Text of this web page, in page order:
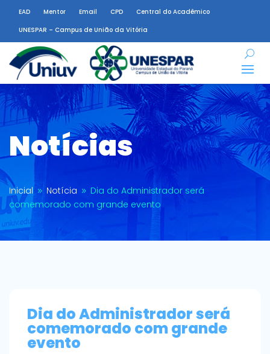
EAD Mentor Email CPD
Central do Acadêmico
UNESPAR – Campus de União da Vitória
Notícias
Inicial 9 Notícia 9 Dia do Administrador será
comemorado com grande evento
Dia do Administrador será
comemorado com grande
evento